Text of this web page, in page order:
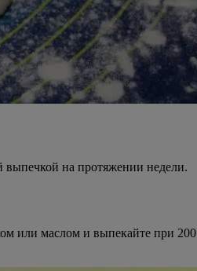
выпечкой на протяжении недели.
или маслом и выпекайте при 200